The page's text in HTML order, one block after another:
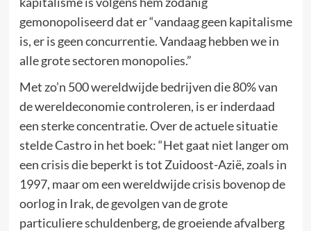
gemonopoliseerd dat er “vandaag geen kapitalisme
is, er is geen concurrentie. Vandaag hebben we in
alle grote sectoren monopolies.”
Met zo’n 500 wereldwijde bedrijven die 80% van
de wereldeconomie controleren, is er inderdaad
een sterke concentratie. Over de actuele situatie
stelde Castro in het boek: “Het gaat niet langer om
een crisis die beperkt is tot Zuidoost-Azië, zoals in
1997, maar om een wereldwijde crisis bovenop de
oorlog in Irak, de gevolgen van de grote
particuliere schuldenberg, de groeiende afvalberg